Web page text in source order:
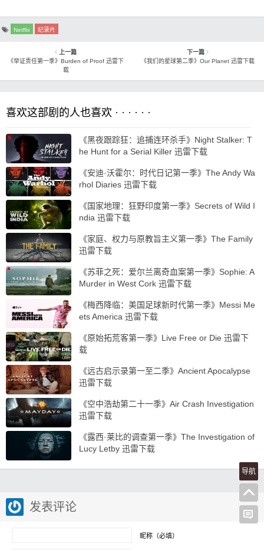
Netflix 纪录片
上一篇
《举证责任第一季》Burden of Proof 迅雷下
载
下一篇
《我们的星球第二季》Our Planet 迅雷下载
喜欢这部剧的人也喜欢 · · · · · ·
《黑夜跟踪狂：追捕连环杀手》Night Stalker: T
he Hunt for a Serial Killer 迅雷下载
《安迪·沃霍尔：时代日记第一季》The Andy Wa
rhol Diaries 迅雷下载
《国家地理：狂野印度第一季》Secrets of Wild I
ndia 迅雷下载
《家庭、权力与原教旨主义第一季》The Family
迅雷下载
《苏菲之死：爱尔兰离奇血案第一季》Sophie: A
Murder in West Cork 迅雷下载
《梅西降临：美国足球新时代第一季》Messi Me
ets America 迅雷下载
《原始拓荒客第一季》Live Free or Die 迅雷下
载
《远古启示录第一至二季》Ancient Apocalypse
迅雷下载
《空中浩劫第二十一季》Air Crash Investigation
迅雷下载
《露西·莱比的调查第一季》The Investigation of
Lucy Letby 迅雷下载
发表评论
昵称（必填）
导航